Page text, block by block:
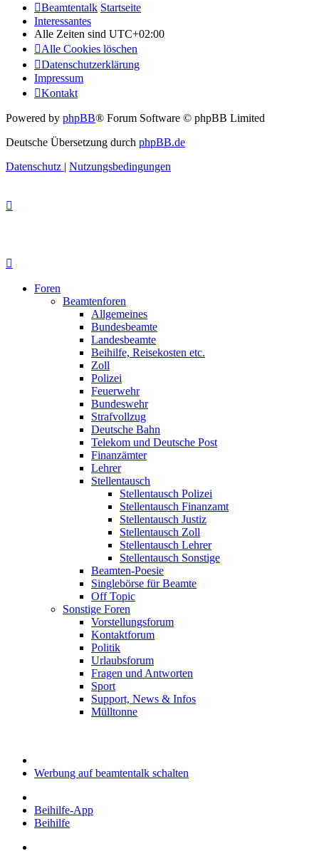
Beamtentalk Startseite
Interessantes
Alle Zeiten sind UTC+02:00
Alle Cookies löschen
Datenschutzerklärung
Impressum
Kontakt
Powered by phpBB® Forum Software © phpBB Limited
Deutsche Übersetzung durch phpBB.de
Datenschutz | Nutzungsbedingungen
Foren
Beamtenforen
Allgemeines
Bundesbeamte
Landesbeamte
Beihilfe, Reisekosten etc.
Zoll
Polizei
Feuerwehr
Bundeswehr
Strafvollzug
Deutsche Bahn
Telekom und Deutsche Post
Finanzämter
Lehrer
Stellentausch
Stellentausch Polizei
Stellentausch Finanzamt
Stellentausch Justiz
Stellentausch Zoll
Stellentausch Lehrer
Stellentausch Sonstige
Beamten-Poesie
Singlebörse für Beamte
Off Topic
Sonstige Foren
Vorstellungsforum
Kontaktforum
Politik
Urlaubsforum
Fragen und Antworten
Sport
Support, News & Infos
Mülltonne
Werbung auf beamtentalk schalten
Beihilfe-App
Beihilfe